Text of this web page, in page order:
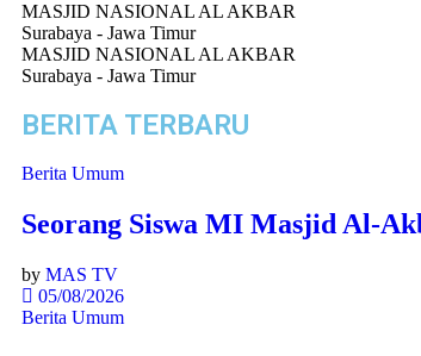
MASJID NASIONAL AL AKBAR
Surabaya - Jawa Timur
MASJID NASIONAL AL AKBAR
Surabaya - Jawa Timur
BERITA TERBARU
Berita Umum
Seorang Siswa MI Masjid Al-
by MAS TV
05/08/2026
Berita Umum